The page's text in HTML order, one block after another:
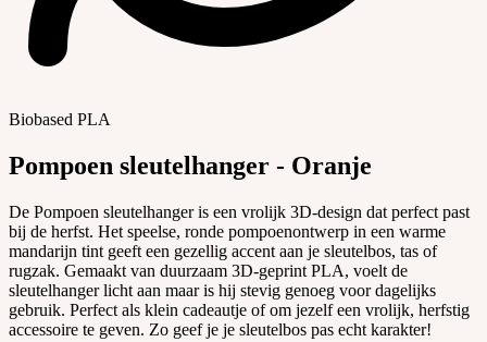
Biobased PLA
Pompoen sleutelhanger - Oranje
De Pompoen sleutelhanger is een vrolijk 3D-design dat perfect past
bij de herfst. Het speelse, ronde pompoenontwerp in een warme
mandarijn tint geeft een gezellig accent aan je sleutelbos, tas of
rugzak. Gemaakt van duurzaam 3D-geprint PLA, voelt de
sleutelhanger licht aan maar is hij stevig genoeg voor dagelijks
gebruik. Perfect als klein cadeautje of om jezelf een vrolijk, herfstig
accessoire te geven. Zo geef je je sleutelbos pas echt karakter!